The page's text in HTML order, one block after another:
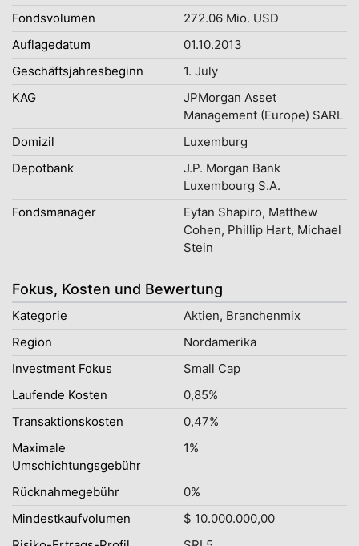
Fondsvolumen
272.06 Mio. USD
Auflagedatum
01.10.2013
Geschäftsjahresbeginn
1. July
KAG
JPMorgan Asset
Management (Europe) SARL
Domizil
Luxemburg
Depotbank
J.P. Morgan Bank
Luxembourg S.A.
Fondsmanager
Eytan Shapiro, Matthew
Cohen, Phillip Hart, Michael
Stein
Fokus, Kosten und Bewertung
Kategorie
Aktien, Branchenmix
Region
Nordamerika
Investment Fokus
Small Cap
Laufende Kosten
0,85%
Transaktionskosten
0,47%
Maximale
Umschichtungsgebühr
1%
Rücknahmegebühr
0%
Mindestkaufvolumen
$ 10.000.000,00